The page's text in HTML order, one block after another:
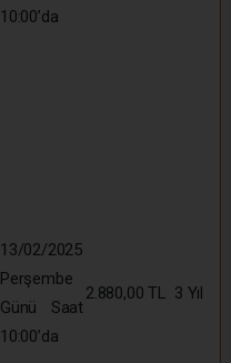
10:00’da
13/02/2025
Perşembe
Günü Saat
10:00’da
2.880,00 TL 3 Yıl